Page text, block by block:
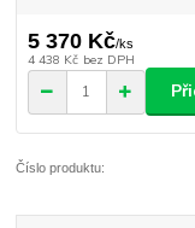
5 370 Kč/ks
4 438 Kč bez DPH
Číslo produktu: